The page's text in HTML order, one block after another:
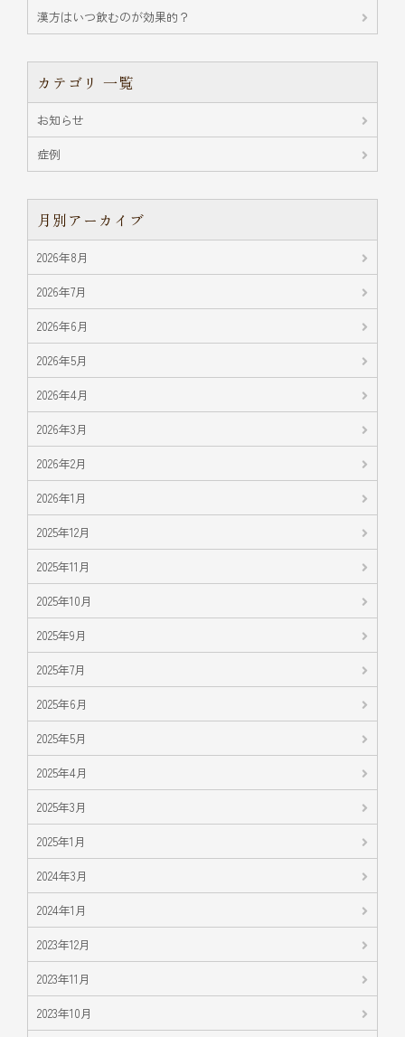
漢方はいつ飲むのが効果的？
カテゴリ 一覧
お知らせ
症例
月別アーカイブ
2026年8月
2026年7月
2026年6月
2026年5月
2026年4月
2026年3月
2026年2月
2026年1月
2025年12月
2025年11月
2025年10月
2025年9月
2025年7月
2025年6月
2025年5月
2025年4月
2025年3月
2025年1月
2024年3月
2024年1月
2023年12月
2023年11月
2023年10月